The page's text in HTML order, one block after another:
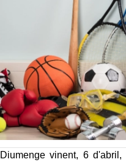
Diumenge vinent, 6 d'abril,